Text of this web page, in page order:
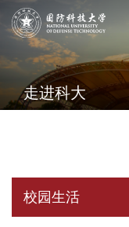
走进科大
校园生活